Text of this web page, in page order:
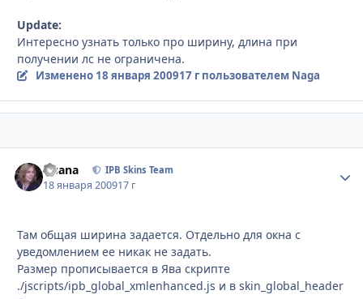
Update:
Интересно узнать только про ширину, длина при
получении лс не ограничена.
Изменено 18 января 200917 гпользователем Naga
Fisana IPB Skins Team
18 января 200917 г
Там общая ширина задается. Отдельно для окна с
уведомлением ее никак не задать.
Размер прописывается в Ява скрипте
./jscripts/ipb_global_xmlenhanced.js и в skin_global_header